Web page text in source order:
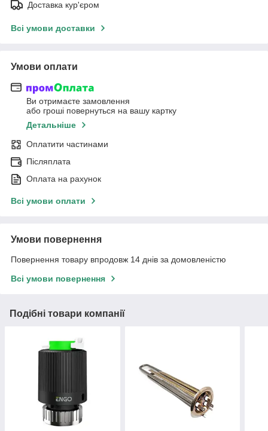
Доставка кур'єром
Всі умови доставки
Умови оплати
Ви отримаєте замовлення
або гроші повернуться на вашу картку
Детальніше
Оплатити частинами
Післяплата
Оплата на рахунок
Всі умови оплати
Умови повернення
Повернення товару впродовж 14 днів за домовленістю
Всі умови повернення
Подібні товари компанії